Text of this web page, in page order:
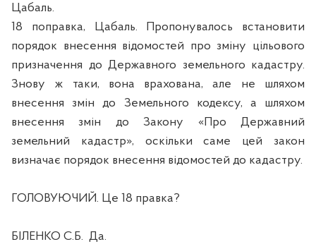
Цабаль.
18 поправка, Цабаль. Пропонувалось встановити
порядок внесення відомостей про зміну цільового
призначення до Державного земельного кадастру.
Знову ж таки, вона врахована, але не шляхом
внесення змін до Земельного кодексу, а шляхом
внесення змін до Закону «Про Державний
земельний кадастр», оскільки саме цей закон
визначає порядок внесення відомостей до кадастру.
ГОЛОВУЮЧИЙ. Це 18 правка?
БІЛЕНКО С.Б. Да.